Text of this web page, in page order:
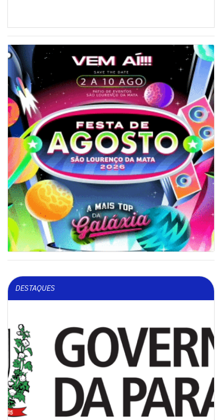
DESTAQUES